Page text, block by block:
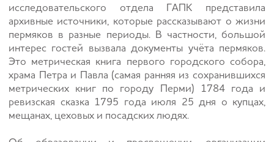
исследовательского отдела ГАПК представила
архивные источники, которые рассказывают о жизни
пермяков в разные периоды. В частности, большой
интерес гостей вызвала документы учёта пермяков.
Это метрическая книга первого городского собора,
храма Петра и Павла (самая ранняя из сохранившихся
метрических книг по городу Перми) 1784 года и
ревизская сказка 1795 года июля 25 дня о купцах,
мещанах, цеховых и посадских людях.